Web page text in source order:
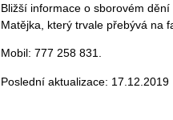
Bližší informace o sborovém
Matějka, který trvale přebývá na
Mobil: 777 258 831.
Poslední aktualizace: 17.12.2019